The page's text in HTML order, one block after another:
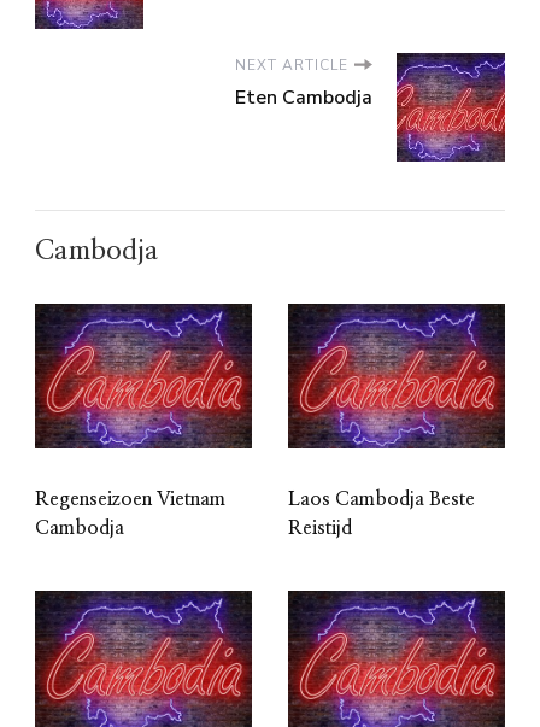
NEXT ARTICLE
Eten Cambodja
Cambodja
Regenseizoen Vietnam
Cambodja
Laos Cambodja Beste
Reistijd